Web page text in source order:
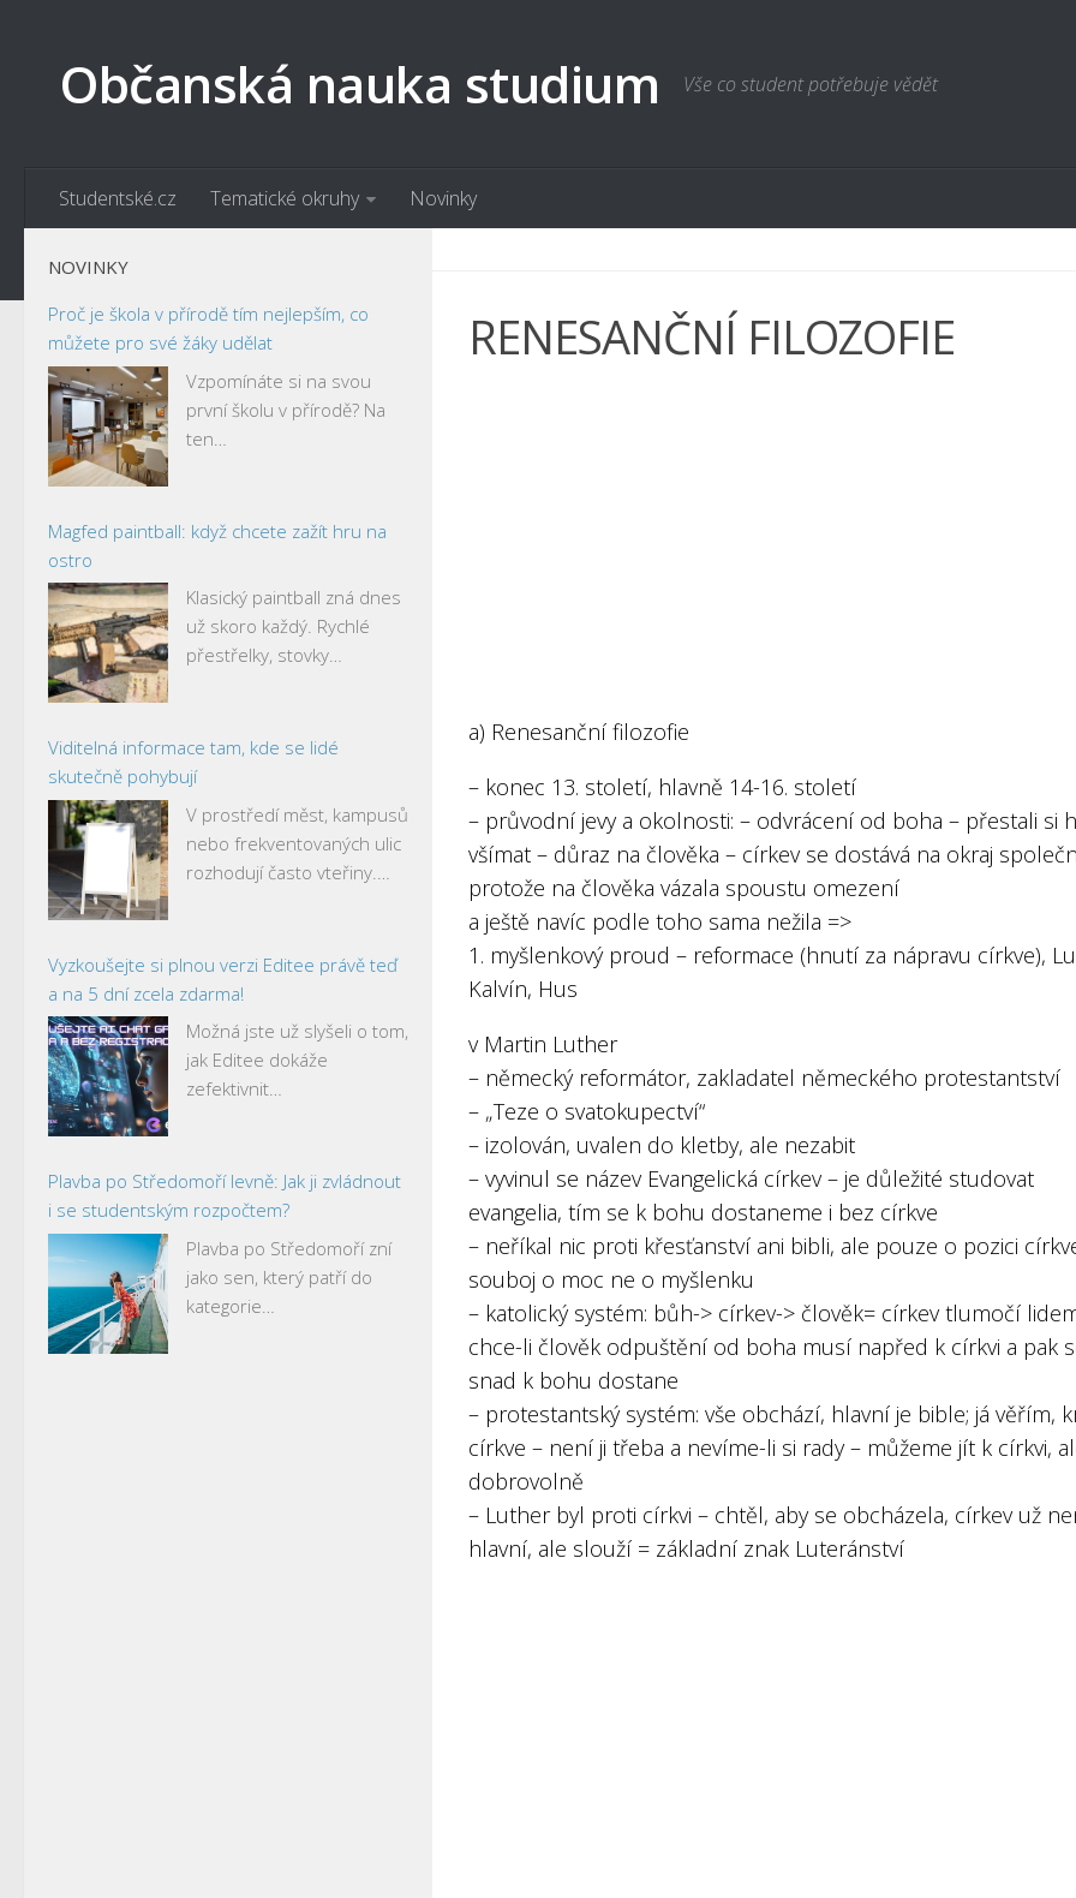
Občanská nauka studium Vše co student potřebuje vědět
Studentské.cz Tematické okruhy Novinky
RENESANČNÍ FILOZOFIE
a) Renesanční filozofie
– konec 13. století, hlavně 14-16. století
– průvodní jevy a okolnosti: – odvrácení od boha – přestali si
všímat – důraz na člověka – církev se dostává na okraj
protože na člověka vázala spoustu omezení
a ještě navíc podle toho sama nežila =>
1. myšlenkový proud – reformace (hnutí za nápravu církve),
Kalvín, Hus
v Martin Luther
– německý reformátor, zakladatel německého protestantství
– „Teze o svatokupectví“
– izolován, uvalen do kletby, ale nezabit
– vyvinul se název Evangelická církev – je důležité studovat
evangelia, tím se k bohu dostaneme i bez církve
– neříkal nic proti křesťanství ani bibli, ale pouze o pozici
souboj o moc ne o myšlenku
– katolický systém: bůh-> církev-> člověk= církev tlumočí
chce-li člověk odpuštění od boha musí napřed k církvi a pak
snad k bohu dostane
– protestantský systém: vše obchází, hlavní je bible; já věřím,
církve – není ji třeba a nevíme-li si rady – můžeme jít k církvi,
dobrovolně
– Luther byl proti církvi – chtěl, aby se obcházela, církev už
hlavní, ale slouží = základní znak Luteránství
NOVINKY
Proč je škola v přírodě tím nejlepším, co
můžete pro své žáky udělat
Vzpomínáte si na svou
první školu v přírodě? Na
ten…
Magfed paintball: když chcete zažít hru na
ostro
Klasický paintball zná dnes
už skoro každý. Rychlé
přestřelky, stovky…
Viditelná informace tam, kde se lidé
skutečně pohybují
V prostředí měst, kampusů
nebo frekventovaných ulic
rozhodují často vteřiny.…
Vyzkoušejte si plnou verzi Editee právě teď
a na 5 dní zcela zdarma!
Možná jste už slyšeli o tom,
jak Editee dokáže
zefektivnit…
Plavba po Středomoří levně: Jak ji zvládnout
i se studentským rozpočtem?
Plavba po Středomoří zní
jako sen, který patří do
kategorie…